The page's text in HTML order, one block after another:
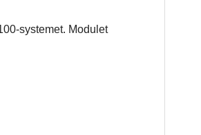
systemet. Modulet